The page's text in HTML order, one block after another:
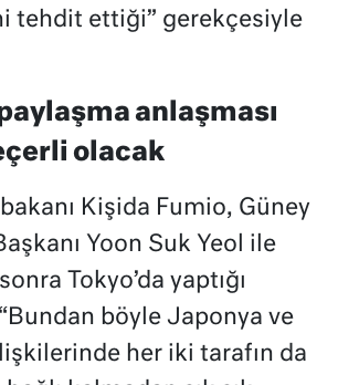
tehdit ettiği” gerekçesiyle
anlaşması
olacak
Kişida Fumio, Güney
Yoon Suk Yeol ile
Tokyo’da yaptığı
böyle Japonya ve
her iki tarafın da